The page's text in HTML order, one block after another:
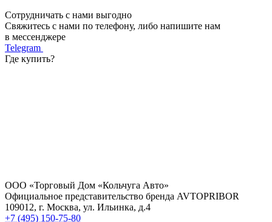
Сотрудничать с нами выгодно
Свяжитесь с нами по телефону, либо напишите нам
в мессенджере
Telegram
Где купить?
ООО «Торговый Дом «Кольчуга Авто»
Официальное представительство бренда AVTOPRIBOR
109012, г. Москва, ул. Ильинка, д.4
+7 (495) 150-75-80